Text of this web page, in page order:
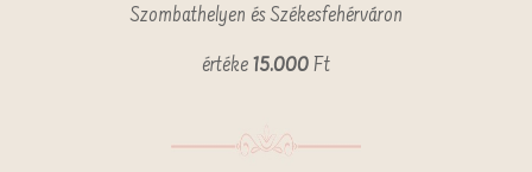
Szombathelyen és Székesfehérváron
értéke 15.000 Ft